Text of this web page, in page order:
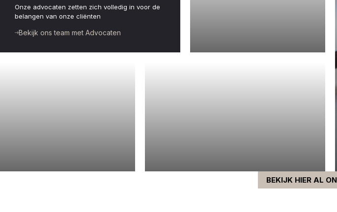
Onze advocaten zetten zich volledig in voor de
belangen van onze cliënten
Bekijk ons team met Advocaten
BEKIJK HIER AL